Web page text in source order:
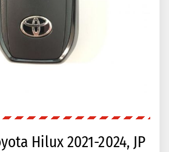
Hilux 2021-2024, JP